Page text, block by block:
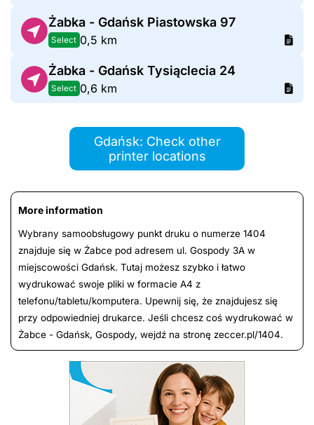
Żabka - Gdańsk Piastowska 97
Select 0,5 km
Żabka - Gdańsk Tysiąclecia 24
Select 0,6 km
Gdańsk: Check other
printer locations
More information
Wybrany samoobsługowy punkt druku o numerze 1404
znajduje się w Żabce pod adresem ul. Gospody 3A w
miejscowości Gdańsk. Tutaj możesz szybko i łatwo
wydrukować swoje pliki w formacie A4 z
telefonu/tabletu/komputera. Upewnij się, że znajdujesz się
przy odpowiedniej drukarce. Jeśli chcesz coś wydrukować w
Żabce - Gdańsk, Gospody, wejdź na stronę zeccer.pl/1404.